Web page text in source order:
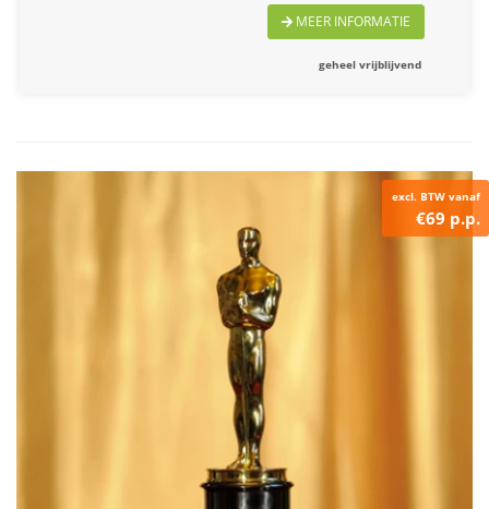
MEER INFORMATIE
geheel vrijblijvend
excl. BTW vanaf
€69 p.p.